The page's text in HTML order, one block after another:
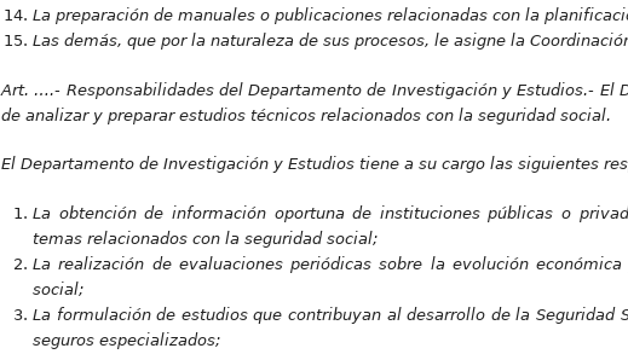
La preparación de manuales o publicaciones relacionadas con la
Las demás, que por la naturaleza de sus procesos, le asigne la
Art. ….- Responsabilidades del Departamento de Investigación y Estudios.- El
de analizar y preparar estudios técnicos relacionados con la seguridad social.
El Departamento de Investigación y Estudios tiene a su cargo las siguientes
La obtención de información oportuna de instituciones públicas o
temas relacionados con la seguridad social;
La realización de evaluaciones periódicas sobre la evolución
social;
La formulación de estudios que contribuyan al desarrollo de la
seguros especializados;